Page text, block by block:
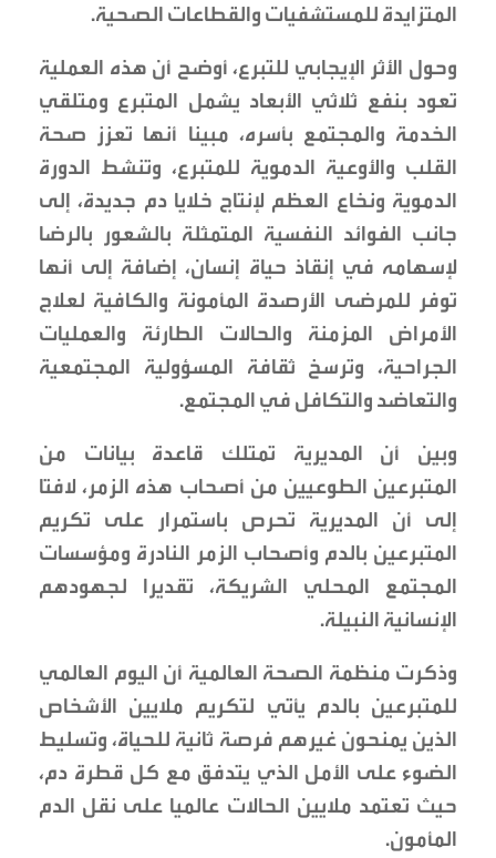
المتزايدة للمستشفيات والقطاعات الصحية.
وحول الأثر الإيجابي للتبرع، أوضح أن هذه العملية
تعود بنفع ثلاثي الأبعاد يشمل المتبرع ومتلقي
الخدمة والمجتمع بأسره، مبينا أنها تعزز صحة
القلب والأوعية الدموية للمتبرع، وتنشط الدورة
الدموية ونخاع العظم لإنتاج خلايا دم جديدة، إلى
جانب الفوائد النفسية المتمثلة بالشعور بالرضا
لإسهامه في إنقاذ حياة إنسان، إضافة إلى أنها
توفر للمرضى الأرصدة المأمونة والكافية لعلاج
الأمراض المزمنة والحالات الطارئة والعمليات
الجراحية، وترسخ ثقافة المسؤولية المجتمعية
والتعاضد والتكافل في المجتمع.
وبين أن المديرية تمتلك قاعدة بيانات من
المتبرعين الطوعيين من أصحاب هذه الزمر، لافتا
إلى أن المديرية تحرص باستمرار على تكريم
المتبرعين بالدم وأصحاب الزمر النادرة ومؤسسات
المجتمع المحلي الشريكة، تقديرا لجهودهم
الإنسانية النبيلة.
وذكرت منظمة الصحة العالمية أن اليوم العالمي
للمتبرعين بالدم يأتي لتكريم ملايين الأشخاص
الذين يمنحون غيرهم فرصة ثانية للحياة، وتسليط
الضوء على الأمل الذي يتدفق مع كل قطرة دم،
حيث تعتمد ملايين الحالات عالميا على نقل الدم
المأمون.